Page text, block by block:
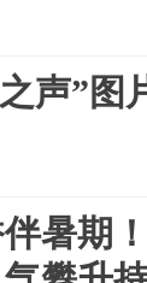
声”图
暑期